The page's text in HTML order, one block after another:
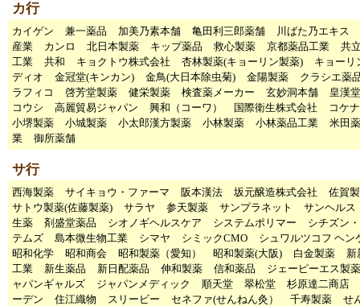
カ行
カイゲン 兼一薬品 加美乃素本舗 亀田利三郎薬舗
川ばた乃エキス
産業
カンロ 北日本製薬 キップ薬品 救心製薬 京都薬品工業
共
工業
共和 キョクトウ株式会社 杏林製薬(キョーリン製薬)
キョーリ
ディオ
金冠堂(キンカン) 金鳥(大日本除虫菊) 金陽製薬
クラシエ薬
ラフィコ
啓芳堂製薬 健栄製薬 検査薬メーカー 玄妙洞本舗
皇漢
コウシ
高麗貿易ジャパン 興和（コーワ） 国際衛生株式会社
コケ
小堺製薬
小城製薬 小太郎漢方製薬 小林製薬 小林薬品工業
米田
業
御所薬舗
サ行
西海製薬 サイキョウ・ファーマ 阪本漢法 坂元醸造株式会社
佐賀
サトウ製薬(佐藤製薬)
サラヤ 参天製薬 サンプラネット
サンヘルス
生薬
剤盛堂薬品 シオノギヘルスケア システムポリマー
シチズン
テムズ
島本微生物工業 シマヤ シミックCMO
シュワルツコフ ヘン
昭和化学
昭和商会 昭和製薬（愛知） 昭和製薬(大阪) 白金製薬
新
工業
新生薬品 新日配薬品 伸和製薬 信和薬品
ジェーピーエス製薬
ャパンギャルズ
ジャパンメディック 順天堂 翠松堂
杉原達二商店
ーデン
住江織物 スリービー セネファ(せんねん灸） 千寿製薬
せ